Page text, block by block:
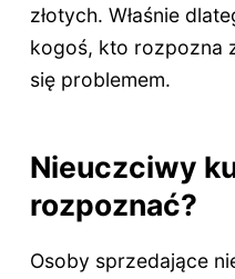
złotych. Właśnie
kogoś, kto rozpozna
się problemem.
Nieuczciwy
rozpoznać?
Osoby sprzedające